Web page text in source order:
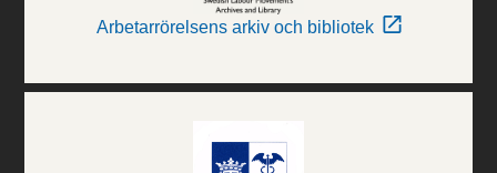
Arbetarrörelsens arkiv och bibliotek